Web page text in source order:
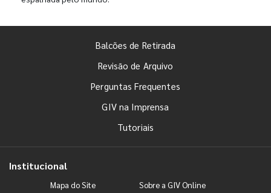
Balcões de Retirada
Revisão de Arquivo
Perguntas Frequentes
GIV na Imprensa
Tutoriais
Institucional
Mapa do Site Sobre a GIV Online